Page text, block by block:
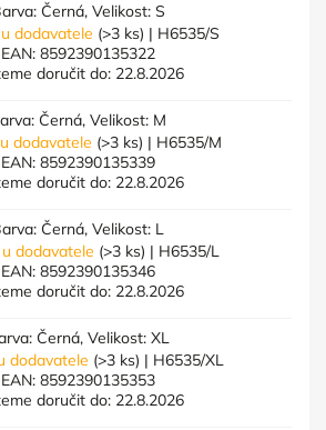
Černá, Velikost: S
dodavatele (>3 ks) | H6535/S
EAN: 8592390135322
doručit do: 22.8.2026
Černá, Velikost: M
dodavatele (>3 ks) | H6535/M
EAN: 8592390135339
doručit do: 22.8.2026
Černá, Velikost: L
dodavatele (>3 ks) | H6535/L
EAN: 8592390135346
doručit do: 22.8.2026
Černá, Velikost: XL
dodavatele (>3 ks) | H6535/XL
EAN: 8592390135353
doručit do: 22.8.2026